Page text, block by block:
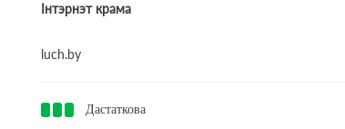
Інтэрнэт крама
luch.by
Дастаткова